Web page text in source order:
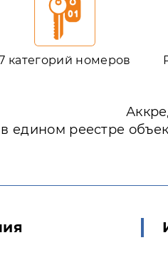
категорий номеров
едином реестре